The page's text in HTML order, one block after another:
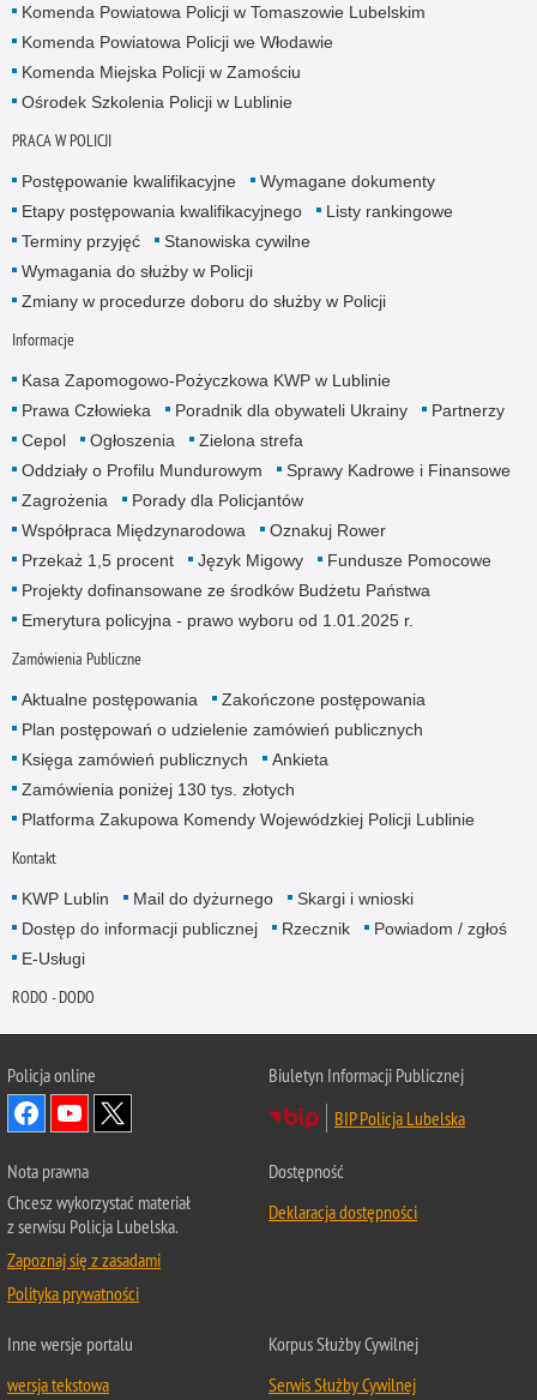
Komenda Powiatowa Policji w Tomaszowie Lubelskim
Komenda Powiatowa Policji we Włodawie
Komenda Miejska Policji w Zamościu
Ośrodek Szkolenia Policji w Lublinie
PRACA W POLICJI
Postępowanie kwalifikacyjne
Wymagane dokumenty
Etapy postępowania kwalifikacyjnego
Listy rankingowe
Terminy przyjęć
Stanowiska cywilne
Wymagania do służby w Policji
Zmiany w procedurze doboru do służby w Policji
Informacje
Kasa Zapomogowo-Pożyczkowa KWP w Lublinie
Prawa Człowieka
Poradnik dla obywateli Ukrainy
Partnerzy
Cepol
Ogłoszenia
Zielona strefa
Oddziały o Profilu Mundurowym
Sprawy Kadrowe i Finansowe
Zagrożenia
Porady dla Policjantów
Współpraca Międzynarodowa
Oznakuj Rower
Przekaż 1,5 procent
Język Migowy
Fundusze Pomocowe
Projekty dofinansowane ze środków Budżetu Państwa
Emerytura policyjna - prawo wyboru od 1.01.2025 r.
Zamówienia Publiczne
Aktualne postępowania
Zakończone postępowania
Plan postępowań o udzielenie zamówień publicznych
Księga zamówień publicznych
Ankieta
Zamówienia poniżej 130 tys. złotych
Platforma Zakupowa Komendy Wojewódzkiej Policji Lublinie
Kontakt
KWP Lublin Mail do dyżurnego
Skargi i wnioski
Dostęp do informacji publicznej
Rzecznik
Powiadom / zgłoś
E-Usługi
RODO - DODO
Policja online
Biuletyn Informacji Publicznej
BIP Policja Lubelska
Nota prawna
Chcesz wykorzystać materiał
z serwisu Policja Lubelska.
Zapoznaj się z zasadami
Polityka prywatności
Dostępność
Deklaracja dostępności
Inne wersje portalu
wersja tekstowa
Korpus Służby Cywilnej
Serwis Służby Cywilnej